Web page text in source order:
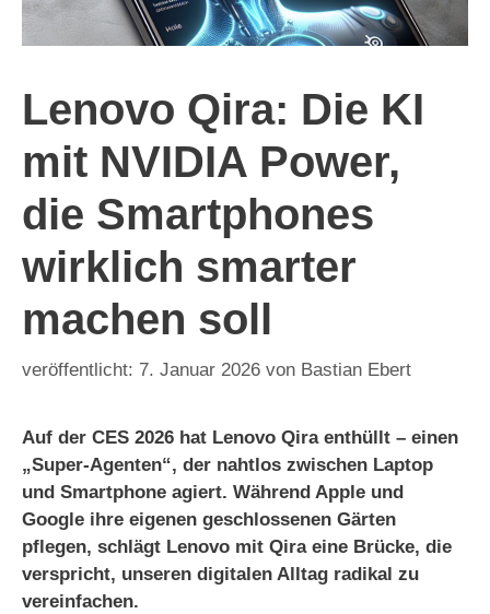
Lenovo Qira: Die KI
mit NVIDIA Power,
die Smartphones
wirklich smarter
machen soll
7. Januar 2026 von Bastian Ebert
Auf der CES 2026 hat Lenovo Qira enthüllt – einen
„Super-Agenten“, der nahtlos zwischen Laptop
und Smartphone agiert. Während Apple und
Google ihre eigenen geschlossenen Gärten
pflegen, schlägt Lenovo mit Qira eine Brücke, die
verspricht, unseren digitalen Alltag radikal zu
vereinfachen.